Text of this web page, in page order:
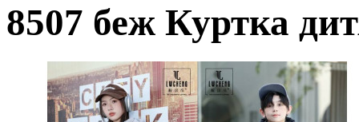
8507 беж Куртка